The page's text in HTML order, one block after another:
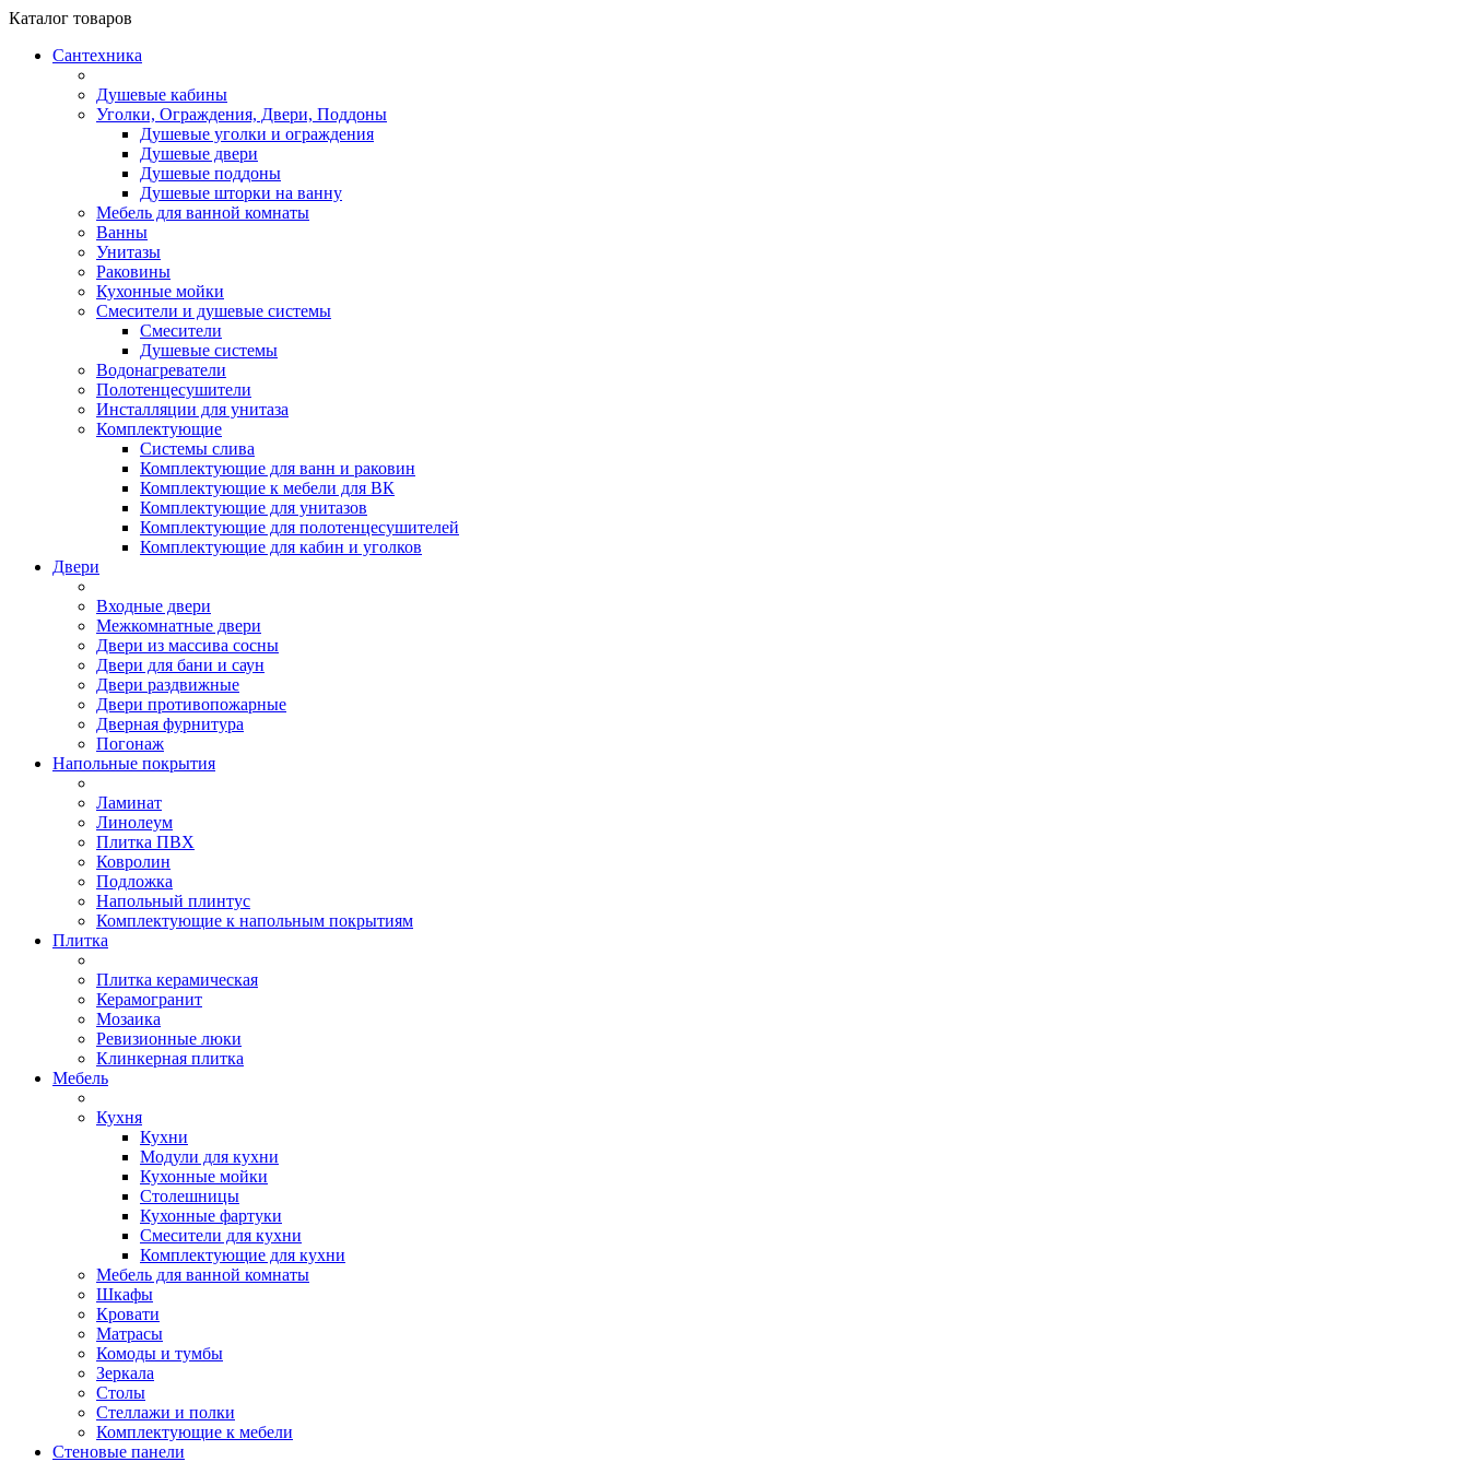
Каталог товаров
Сантехника
Душевые кабины
Уголки, Ограждения, Двери, Поддоны
Душевые уголки и ограждения
Душевые двери
Душевые поддоны
Душевые шторки на ванну
Мебель для ванной комнаты
Ванны
Унитазы
Раковины
Кухонные мойки
Смесители и душевые системы
Смесители
Душевые системы
Водонагреватели
Полотенцесушители
Инсталляции для унитаза
Комплектующие
Системы слива
Комплектующие для ванн и раковин
Комплектующие к мебели для ВК
Комплектующие для унитазов
Комплектующие для полотенцесушителей
Комплектующие для кабин и уголков
Двери
Входные двери
Межкомнатные двери
Двери из массива сосны
Двери для бани и саун
Двери раздвижные
Двери противопожарные
Дверная фурнитура
Погонаж
Напольные покрытия
Ламинат
Линолеум
Плитка ПВХ
Ковролин
Подложка
Напольный плинтус
Комплектующие к напольным покрытиям
Плитка
Плитка керамическая
Керамогранит
Мозаика
Ревизионные люки
Клинкерная плитка
Мебель
Кухня
Кухни
Модули для кухни
Кухонные мойки
Столешницы
Кухонные фартуки
Смесители для кухни
Комплектующие для кухни
Мебель для ванной комнаты
Шкафы
Кровати
Матрасы
Комоды и тумбы
Зеркала
Столы
Стеллажи и полки
Комплектующие к мебели
Стеновые панели